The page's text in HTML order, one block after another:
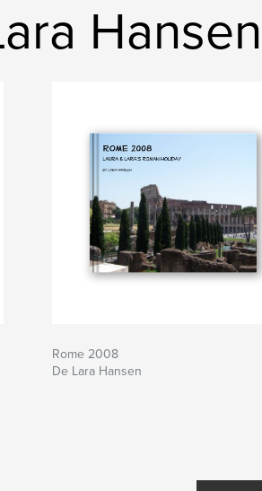
Hansen
Rome 2008
De Lara Hansen